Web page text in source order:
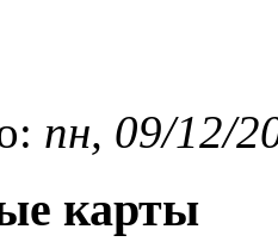
пн, 09/12/
карты